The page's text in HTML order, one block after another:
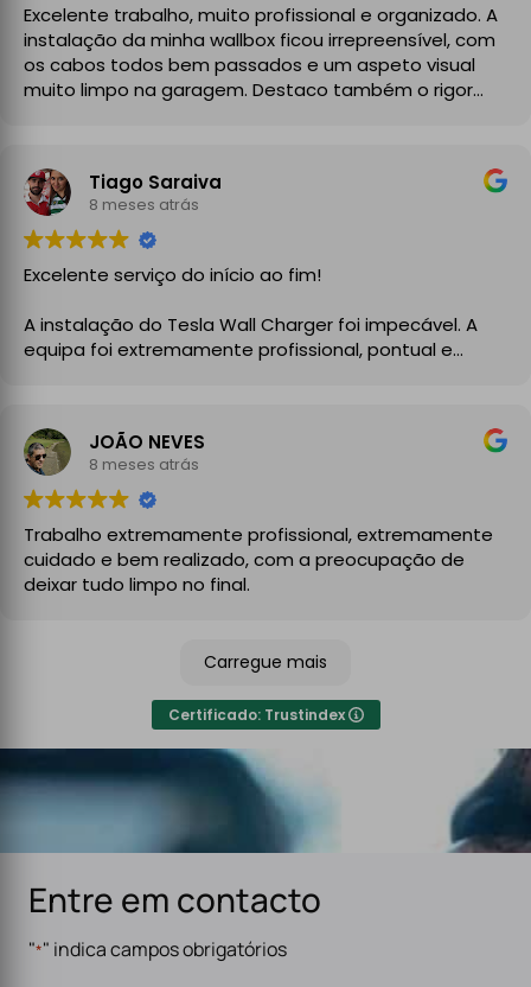
Excelente trabalho, muito profissional e organizado. A
instalação da minha wallbox ficou irrepreensível, com
os cabos todos bem passados e um aspeto visual
muito limpo na garagem. Destaco também o rigor
garantindo toda a segurança e legalidade.
Recomendo vivamente!
Tiago Saraiva
8 meses atrás
Excelente serviço do início ao fim!
A instalação do Tesla Wall Charger foi impecável. A
equipa foi extremamente profissional, pontual e
clareza, aconselharam a melhor solução para a minha
instalação elétrica e executaram o trabalho com
enorme cuidado.
A instalação ficou perfeita, organizada e totalmente
funcional, com atenção aos detalhes e à segurança.
No final, deixaram tudo limpo e testado, pronto a usar.
um serviço de eletricidade de confiança,
especialmente para carregadores de veículos
elétricos. Serviço rápido, eficiente e de alta qualidade.
JOÃO NEVES
8 meses atrás
Trabalho extremamente profissional, extremamente
cuidado e bem realizado, com a preocupação de
deixar tudo limpo no final.
Carregue mais
Certificado: Trustindex
Entre em contacto
"*" indica campos obrigatórios